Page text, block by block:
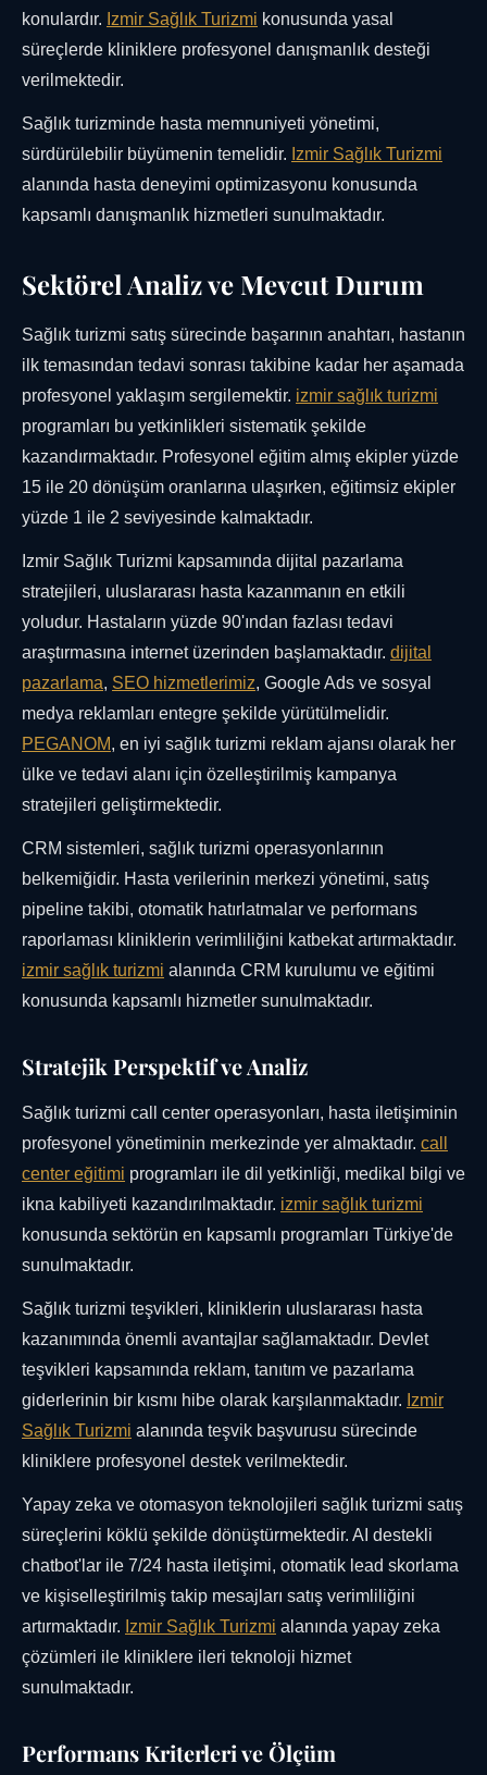
konulardır. Izmir Sağlık Turizmi konusunda yasal
süreçlerde kliniklere profesyonel danışmanlık desteği
verilmektedir.
Sağlık turizminde hasta memnuniyeti yönetimi,
sürdürülebilir büyümenin temelidir. Izmir Sağlık Turizmi
alanında hasta deneyimi optimizasyonu konusunda
kapsamlı danışmanlık hizmetleri sunulmaktadır.
Sektörel Analiz ve Mevcut Durum
Sağlık turizmi satış sürecinde başarının anahtarı, hastanın
ilk temasından tedavi sonrası takibine kadar her aşamada
profesyonel yaklaşım sergilemektir. izmir sağlık turizmi
programları bu yetkinlikleri sistematik şekilde
kazandırmaktadır. Profesyonel eğitim almış ekipler yüzde
15 ile 20 dönüşüm oranlarına ulaşırken, eğitimsiz ekipler
yüzde 1 ile 2 seviyesinde kalmaktadır.
Izmir Sağlık Turizmi kapsamında dijital pazarlama
stratejileri, uluslararası hasta kazanmanın en etkili
yoludur. Hastaların yüzde 90'ından fazlası tedavi
araştırmasına internet üzerinden başlamaktadır. dijital
pazarlama, SEO hizmetlerimiz, Google Ads ve sosyal
medya reklamları entegre şekilde yürütülmelidir.
PEGANOM, en iyi sağlık turizmi reklam ajansı olarak her
ülke ve tedavi alanı için özelleştirilmiş kampanya
stratejileri geliştirmektedir.
CRM sistemleri, sağlık turizmi operasyonlarının
belkemiğidir. Hasta verilerinin merkezi yönetimi, satış
pipeline takibi, otomatik hatırlatmalar ve performans
raporlaması kliniklerin verimliliğini katbekat artırmaktadır.
izmir sağlık turizmi alanında CRM kurulumu ve eğitimi
konusunda kapsamlı hizmetler sunulmaktadır.
Stratejik Perspektif ve Analiz
Sağlık turizmi call center operasyonları, hasta iletişiminin
profesyonel yönetiminin merkezinde yer almaktadır. call
center eğitimi programları ile dil yetkinliği, medikal bilgi ve
ikna kabiliyeti kazandırılmaktadır. izmir sağlık turizmi
konusunda sektörün en kapsamlı programları Türkiye'de
sunulmaktadır.
Sağlık turizmi teşvikleri, kliniklerin uluslararası hasta
kazanımında önemli avantajlar sağlamaktadır. Devlet
teşvikleri kapsamında reklam, tanıtım ve pazarlama
giderlerinin bir kısmı hibe olarak karşılanmaktadır. Izmir
Sağlık Turizmi alanında teşvik başvurusu sürecinde
kliniklere profesyonel destek verilmektedir.
Yapay zeka ve otomasyon teknolojileri sağlık turizmi satış
süreçlerini köklü şekilde dönüştürmektedir. AI destekli
chatbot'lar ile 7/24 hasta iletişimi, otomatik lead skorlama
ve kişiselleştirilmiş takip mesajları satış verimliliğini
artırmaktadır. Izmir Sağlık Turizmi alanında yapay zeka
çözümleri ile kliniklere ileri teknoloji hizmet
sunulmaktadır.
Performans Kriterleri ve Ölçüm